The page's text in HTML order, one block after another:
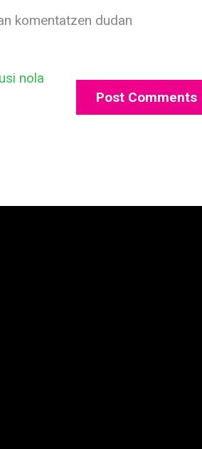
komentatzen dudan
nola